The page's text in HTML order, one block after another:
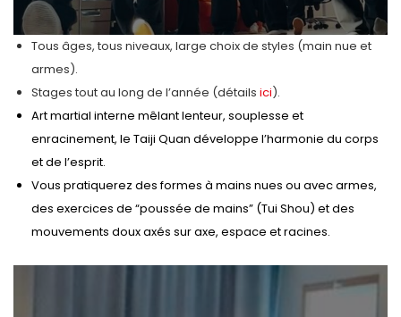
Tous âges, tous niveaux, large choix de styles (main nue et
armes).
Stages tout au long de l’année (détails ici).
Art martial interne mêlant lenteur, souplesse et
enracinement, le Taiji Quan développe l’harmonie du corps
et de l’esprit.
Vous pratiquerez des formes à mains nues ou avec armes,
des exercices de “poussée de mains” (Tui Shou) et des
mouvements doux axés sur axe, espace et racines.